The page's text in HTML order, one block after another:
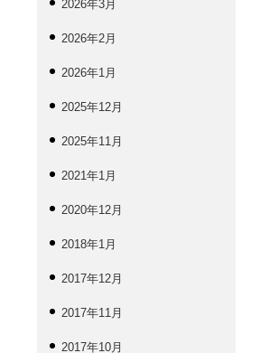
2026年3月
2026年2月
2026年1月
2025年12月
2025年11月
2021年1月
2020年12月
2018年1月
2017年12月
2017年11月
2017年10月